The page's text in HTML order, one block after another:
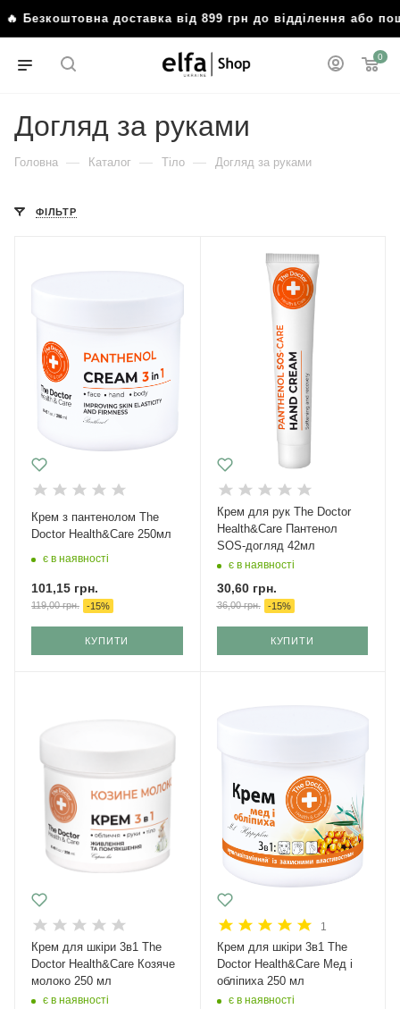
доставка від 899 грн до відділення або
0
Догляд за руками
Головна — Каталог — Тіло — Догляд за руками
ФІЛЬТР
Крем з пантенолом The
Doctor Health&Care 250мл
є в наявності
101,15 грн.
119,00грн. -15%
КУПИТИ
Крем для рук The Doctor
Health&Care Пантенол
SOS-догляд 42мл
є в наявності
30,60грн.
36,00грн. -15%
КУПИТИ
Крем для шкіри 3в1 The
Doctor Health&Care Козяче
молоко 250 мл
є в наявності
1
Крем для шкіри 3в1 The
Doctor Health&Care Мед і
обліпиха 250 мл
є в наявності